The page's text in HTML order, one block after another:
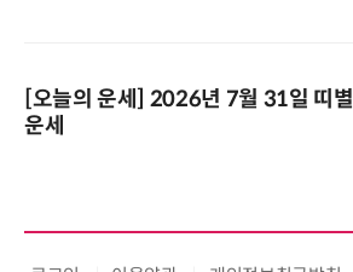
[오늘의 운세] 2026년 7월 31일 띠별
운세